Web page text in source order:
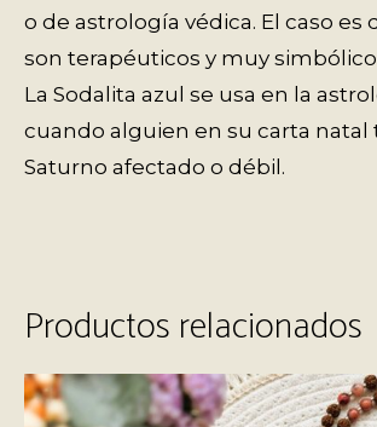
o de astrología védica. El caso es
son terapéuticos y muy
La Sodalita azul se usa en la
cuando alguien en su carta natal
Saturno afectado o débil.
Productos relacionados